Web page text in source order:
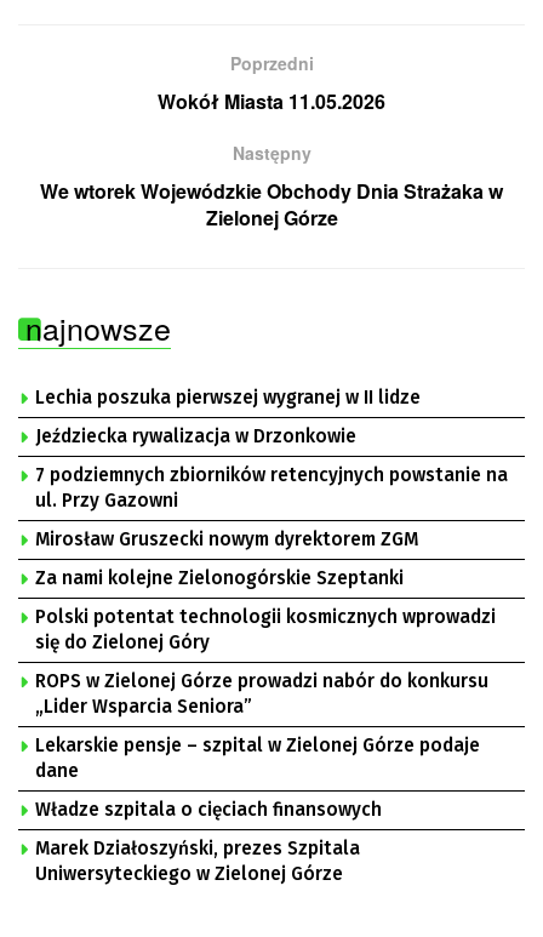
Poprzedni
Wokół Miasta 11.05.2026
Następny
We wtorek Wojewódzkie Obchody Dnia Strażaka w
Zielonej Górze
najnowsze
Lechia poszuka pierwszej wygranej w II lidze
Jeździecka rywalizacja w Drzonkowie
7 podziemnych zbiorników retencyjnych powstanie na
ul. Przy Gazowni
Mirosław Gruszecki nowym dyrektorem ZGM
Za nami kolejne Zielonogórskie Szeptanki
Polski potentat technologii kosmicznych wprowadzi
się do Zielonej Góry
ROPS w Zielonej Górze prowadzi nabór do konkursu
„Lider Wsparcia Seniora”
Lekarskie pensje – szpital w Zielonej Górze podaje
dane
Władze szpitala o cięciach finansowych
Marek Działoszyński, prezes Szpitala
Uniwersyteckiego w Zielonej Górze